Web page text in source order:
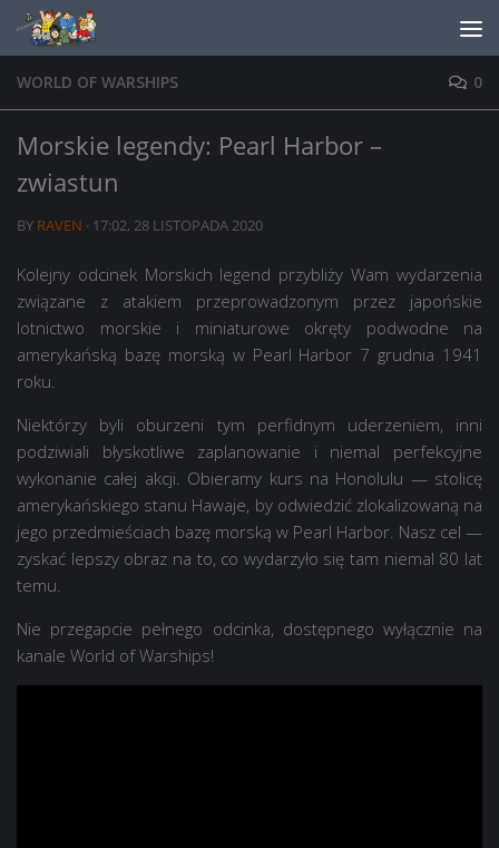
Skip to content
WORLD OF WARSHIPS 0
Morskie legendy: Pearl Harbor –
zwiastun
BY RAVEN · 17:02, 28 LISTOPADA 2020
Kolejny odcinek Morskich legend przybliży Wam wydarzenia
związane z atakiem przeprowadzonym przez japońskie
lotnictwo morskie i miniaturowe okręty podwodne na
amerykańską bazę morską w Pearl Harbor 7 grudnia 1941
roku.
Niektórzy byli oburzeni tym perfidnym uderzeniem, inni
podziwiali błyskotliwe zaplanowanie i niemal perfekcyjne
wykonanie całej akcji. Obieramy kurs na Honolulu — stolicę
amerykańskiego stanu Hawaje, by odwiedzić zlokalizowaną na
jego przedmieściach bazę morską w Pearl Harbor. Nasz cel —
zyskać lepszy obraz na to, co wydarzyło się tam niemal 80 lat
temu.
Nie przegapcie pełnego odcinka, dostępnego wyłącznie na
kanale World of Warships!